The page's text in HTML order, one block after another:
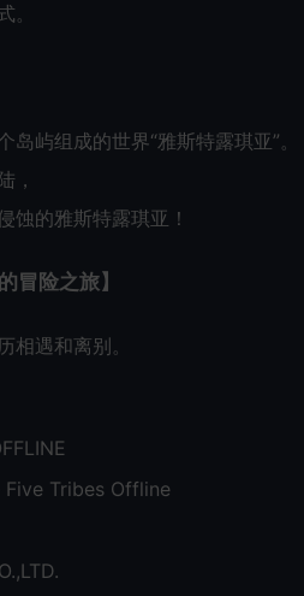
。
屿组成的世界“雅斯特露琪亚”。
，
蚀的雅斯特露琪亚！
冒险之旅】
相遇和离别。
Tribes Offline